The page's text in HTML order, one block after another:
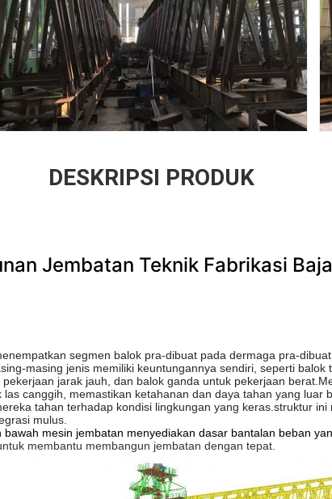
DESKRIPSI PRODUK
Jembatan Teknik Fabrikasi
segmen balok pra-dibuat pada dermaga pra-
masing jenis memiliki keuntungannya sendiri, seperti balok
jarak jauh, dan balok ganda untuk pekerjaan
canggih, memastikan ketahanan dan daya tahan yang luar
tahan terhadap kondisi lingkungan yang keras.struktur ini
mulus.
mesin jembatan menyediakan dasar bantalan beban
membantu membangun jembatan dengan tepat.